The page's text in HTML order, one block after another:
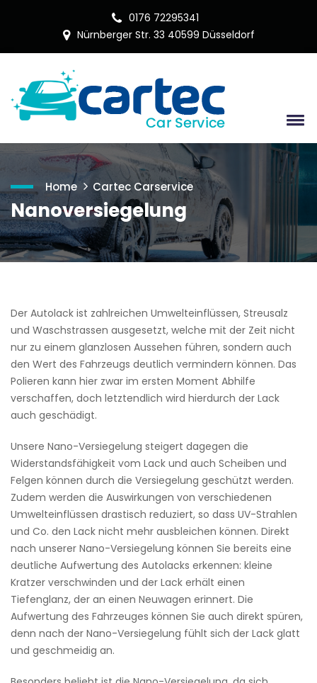
0176 72295341
Nürnberger Str. 33 40599 Düsseldorf
Home Cartec Carservice
Nanoversiegelung
Der Autolack ist zahlreichen Umwelteinflüssen, Streusalz
und Waschstrassen ausgesetzt, welche mit der Zeit nicht
nur zu einem glanzlosen Aussehen führen, sondern auch
den Wert des Fahrzeugs deutlich vermindern können. Das
Polieren kann hier zwar im ersten Moment Abhilfe
verschaffen, doch letztendlich wird hierdurch der Lack
auch geschädigt.
Unsere Nano-Versiegelung steigert dagegen die
Widerstandsfähigkeit vom Lack und auch Scheiben und
Felgen können durch die Versiegelung geschützt werden.
Zudem werden die Auswirkungen von verschiedenen
Umwelteinflüssen drastisch reduziert, so dass UV-Strahlen
und Co. den Lack nicht mehr ausbleichen können. Direkt
nach unserer Nano-Versiegelung können Sie bereits eine
deutliche Aufwertung des Autolacks erkennen: kleine
Kratzer verschwinden und der Lack erhält einen
Tiefenglanz, der an einen Neuwagen erinnert. Die
Aufwertung des Fahrzeuges können Sie auch direkt spüren,
denn nach der Nano-Versiegelung fühlt sich der Lack glatt
und geschmeidig an.